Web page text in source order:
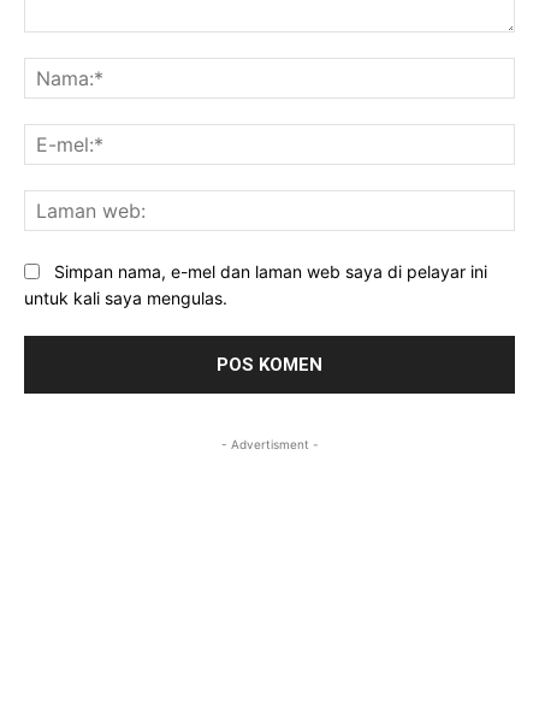
Simpan nama, e-mel dan laman web saya di pelayar ini
untuk kali saya mengulas.
- Advertisment -